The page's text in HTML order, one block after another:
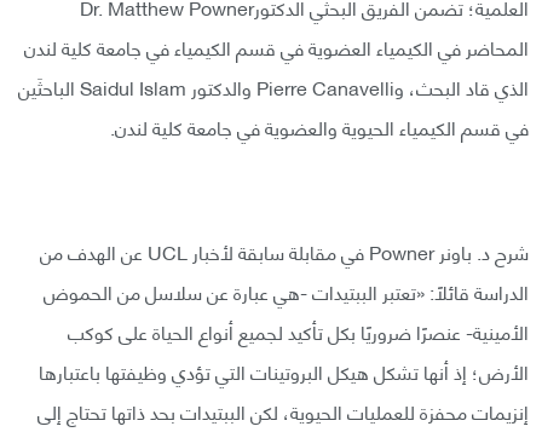
المحاضر في الكيمياء العضوية في قسم الكيمياء في جامعة كلية لندن
الذي قاد البحث، وPierre Canavelli والدكتور Saidul Islam الباحثَين
في قسم الكيمياء الحيوية والعضوية في جامعة كلية لندن.
شرح د. باونر Powner في مقابلة سابقة لأخبار UCL عن الهدف من
الدراسة قائلًا: «تعتبر الببتيدات -هي عبارة عن سلاسل من الحموض
الأمينية- عنصرًا ضروريًا بكل تأكيد لجميع أنواع الحياة على كوكب
الأرض؛ إذ أنها تشكل هيكل البروتينات التي تؤدي وظيفتها باعتبارها
إنزيمات محفزة للعمليات الحيوية، لكن الببتيدات بحد ذاتها تحتاج إلى